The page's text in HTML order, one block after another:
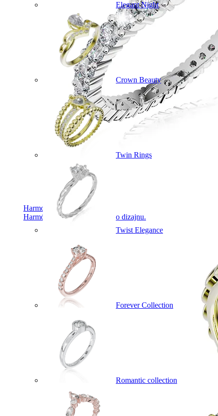
Harmony
Harmónia klasiky a moderného dizajnu.
Elegant Night
Crown Beauty
Twin Rings
Twist Elegance
Forever Collection
Romantic collection